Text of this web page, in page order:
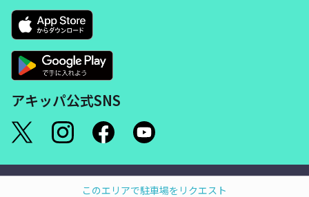
このエリアで駐車場をリクエスト
アキッパ公式SNS
©akippa Inc. All Rights Reserved.